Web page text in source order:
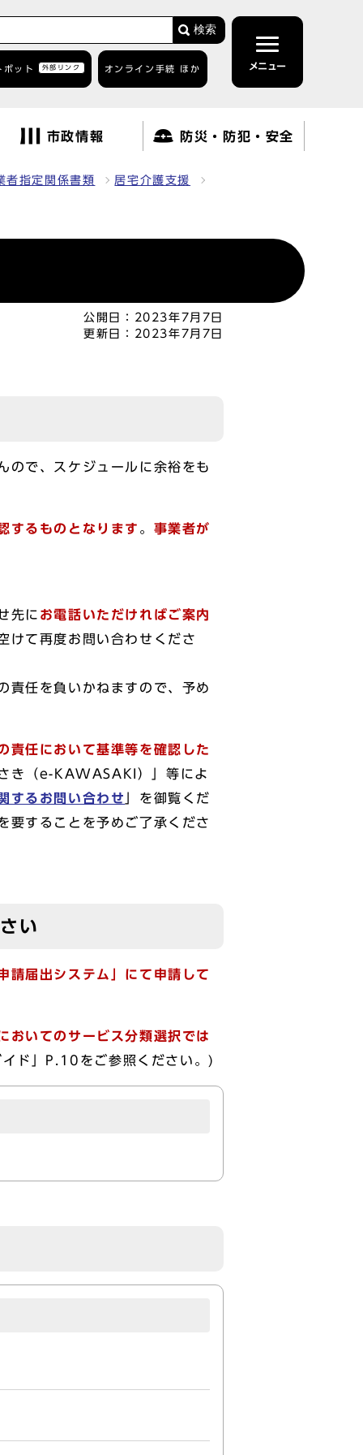
検索
ボット 外部リンク オンライン手続 ほか メニュー
市政情報 防災・防犯・安全
者指定関係書類 居宅介護支援
公開日：
2023年7月7日
更新日：
2023年7月7日
ので、スケジュールに余裕をも
するものとなります 。 事業者が
先に お電話いただければご案内
けて再度お問い合わせくださ
責任を負いかねますので、予め
責任において基準等を確認した
き（e-KAWASAKI）」等によ
するお問い合わせ
」を御覧くだ
要することを予めご了承くださ
い
請届出システム」にて申請して
おいてのサービス分類選択では
ド」P.10をご参照ください。)